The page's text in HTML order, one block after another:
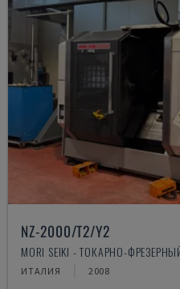
NZ-2000/T2/Y2
MORI SEIKI - ТОКАРНО-
ИТАЛИЯ 2008